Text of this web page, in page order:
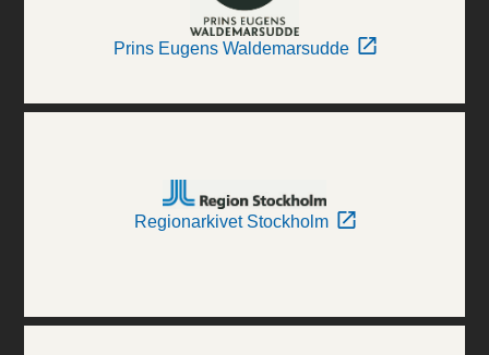
Prins Eugens Waldemarsudde
Regionarkivet Stockholm